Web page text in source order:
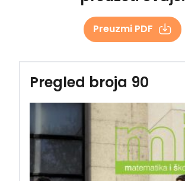
Preuzmi PDF
Pregled broja 90